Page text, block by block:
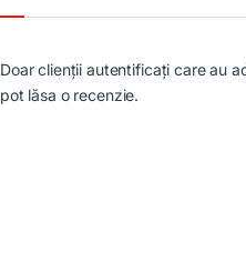
Doar clienții autentificați care au
pot lăsa o recenzie.